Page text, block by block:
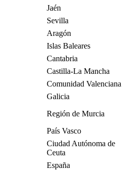
Jaén
Sevilla
Aragón
Islas Baleares
Cantabria
Castilla-La Mancha
Comunidad Valenciana
Galicia
Región de Murcia
País Vasco
Ciudad Autónoma de
Ceuta
España